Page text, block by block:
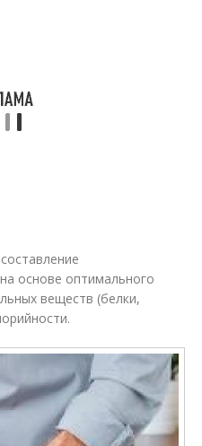
основе оптимального
веществ (белки,